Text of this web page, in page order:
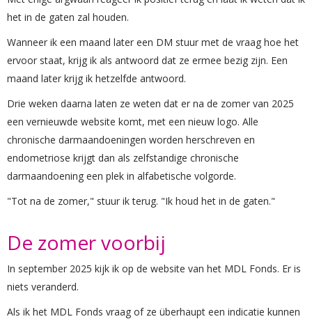
het in de gaten zal houden.
Wanneer ik een maand later een DM stuur met de vraag hoe het
ervoor staat, krijg ik als antwoord dat ze ermee bezig zijn. Een
maand later krijg ik hetzelfde antwoord.
Drie weken daarna laten ze weten dat er na de zomer van 2025
een vernieuwde website komt, met een nieuw logo. Alle
chronische darmaandoeningen worden herschreven en
endometriose krijgt dan als zelfstandige chronische
darmaandoening een plek in alfabetische volgorde.
"Tot na de zomer," stuur ik terug. "Ik houd het in de gaten."
De zomer voorbij
In september 2025 kijk ik op de website van het MDL Fonds. Er is
niets veranderd.
Als ik het MDL Fonds vraag of ze überhaupt een indicatie kunnen